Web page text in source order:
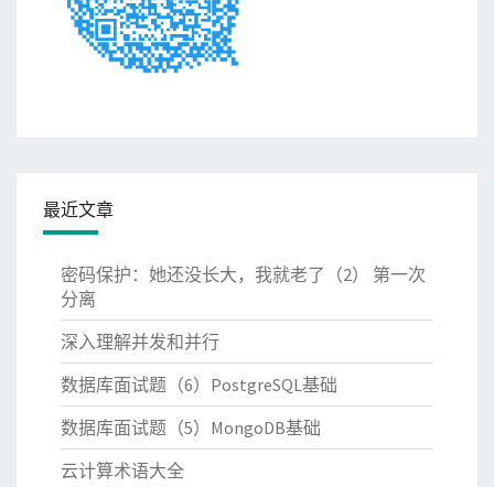
最近文章
密码保护：她还没长大，我就老了（2） 第一次
分离
深入理解并发和并行
数据库面试题（6）PostgreSQL基础
数据库面试题（5）MongoDB基础
云计算术语大全